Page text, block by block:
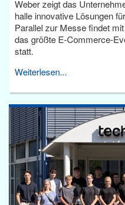
Weber zeigt das
halle innovative Lösungen
Parallel zur Messe findet
das größte E-Commerce-
statt.
Weiterlesen...